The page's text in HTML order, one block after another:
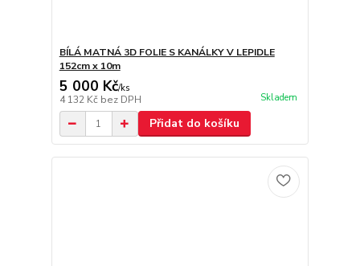
BÍLÁ MATNÁ 3D FOLIE S KANÁLKY V LEPIDLE
152cm x 10m
5 000 Kč/ks
4 132 Kč bez DPH Skladem
Přidat do košíku